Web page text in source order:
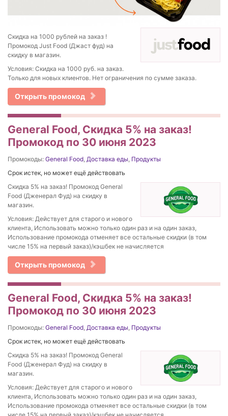
Скидка на 1000 рублей на заказ !
Промокод Just Food (Джаст фуд) на
скидку в магазин.
Условия: Скидка на 1000 руб. на заказ.
Только для новых клиентов. Нет ограничения по сумме заказа.
Открыть промокод
General Food, Скидка 5% на заказ!
Промокод по 30 июня 2023
Промокоды: General Food Доставка еды Продукты
Срок истек, но может ещё действовать
Скидка 5% на заказ! Промокод General
Food (Дженерал Фуд) на скидку в
магазин.
Условия: Действует для старого и нового
клиента, Использовать можно только один раз и на один заказ,
Использование промокода отменяет все остальные скидки (в том
числе 15% на первый заказ)/кэшбек не начисляется
Открыть промокод
General Food, Скидка 5% на заказ!
Промокод по 30 июня 2023
Промокоды: General Food Доставка еды Продукты
Срок истек, но может ещё действовать
Скидка 5% на заказ! Промокод General
Food (Дженерал Фуд) на скидку в
магазин.
Условия: Действует для старого и нового
клиента, Использовать можно только один раз и на один заказ,
Использование промокода отменяет все остальные скидки (в том